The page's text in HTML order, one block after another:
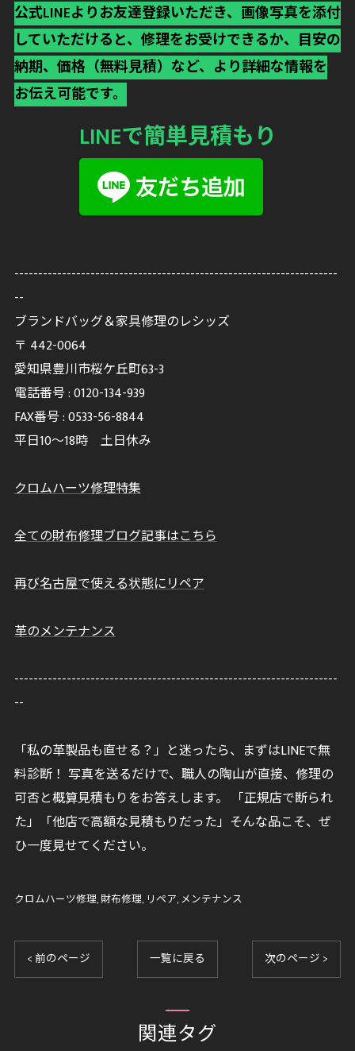
公式LINEよりお友達登録いただき、画像写真を添付
していただけると、修理をお受けできるか、目安の
納期、価格（無料見積）など、より詳細な情報を
お伝え可能です。
LINEで簡単見積もり
--------------------------------------------------------------------
--
ブランドバッグ＆家具修理のレシッズ
〒 442-0064
愛知県豊川市桜ケ丘町63-3
電話番号 :0120-134-939
FAX番号 :0533-56-8844
平日10～18時 土日休み
クロムハーツ修理特集
全ての財布修理ブログ記事はこちら
再び名古屋で使える状態にリペア
革のメンテナンス
--------------------------------------------------------------------
--
「私の革製品も直せる？」と迷ったら、まずはLINEで無
料診断！ 写真を送るだけで、職人の陶山が直接、修理の
可否と概算見積もりをお答えします。 「正規店で断られ
た」「他店で高額な見積もりだった」そんな品こそ、ぜ
ひ一度見せてください。
クロムハーツ修理 財布修理 リペア メンテナンス
< 前のページ 一覧に戻る 次のページ >
関連タグ